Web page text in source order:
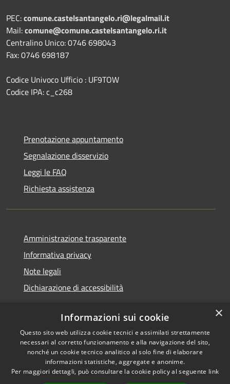
PEC:comune.castelsantangelo.ri@legalmail.it
Mail:comune@comune.castelsantangelo.ri.it
Centralino Unico: 0746 698043
Fax: 0746 698187
Codice Univoco Ufficio : UF9TOW
Codice IPA: c_c268
Prenotazione appuntamento
Segnalazione disservizio
Leggi le FAQ
Richiesta assistenza
Amministrazione trasparente
Informativa privacy
Note legali
Dichiarazione di accessibilità
RSS
Accessibilità
Cookie
Copyright © 2026 • Comune di
Castel Sant'Angelo • Powered
byMunicipium•
redazione
×
Informazioni sui cookie
Questo sito web utilizza cookie tecnici e assimilati strettamente
necessari al corretto funzionamento e alla navigazione del sito,
nonché un cookie tecnico analitico al solo fine di elaborare
informazioni statistiche, aggregate e anonime.
Per maggiori dettagli, può consultare la cookie policy al seguente link